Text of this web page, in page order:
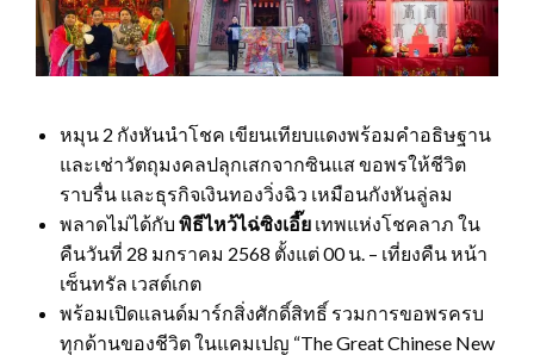
หมุน 2 กังหันนำโชค เขียนเทียบแดงพร้อมคำอธิษฐาน
และเช่าวัตถุมงคลปลุกเสกจากซินแส ขอพรให้ชีวิต
ราบรื่น และธุรกิจเงินทองวิ่งฉิว เหมือนกังหันลู่ลม
พลาดไม่ได้กับ พิธีไหว้ไฉ่ซิงเอี๊ย เทพแห่งโชคลาภ ใน
คืนวันที่ 28 มกราคม 2568 ตั้งแต่ 00 น. – เที่ยงคืน หน้า
เซ็นทรัล เวสต์เกต
พร้อมเปิดแลนด์มาร์กสิ่งศักดิ์สิทธิ์ รวมการขอพรครบ
ทุกด้านของชีวิต ในแคมเปญ “The Great Chinese New